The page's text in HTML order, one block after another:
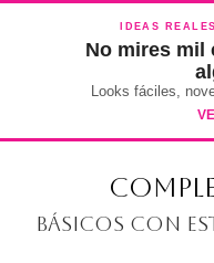
IDEAS
No mires mil
Looks fáciles,
Básicos con